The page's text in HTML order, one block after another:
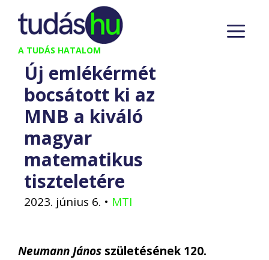
Kilépés
tartalomba
A TUDÁS HATALOM
Új emlékérmét
bocsátott ki az
MNB a kiváló
magyar
matematikus
tiszteletére
2023. június 6. • MTI
Neumann János születésének 120.